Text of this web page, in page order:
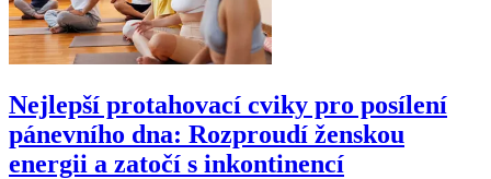
Nejlepší protahovací cviky pro posílení
pánevního dna: Rozproudí ženskou
energii a zatočí s inkontinencí